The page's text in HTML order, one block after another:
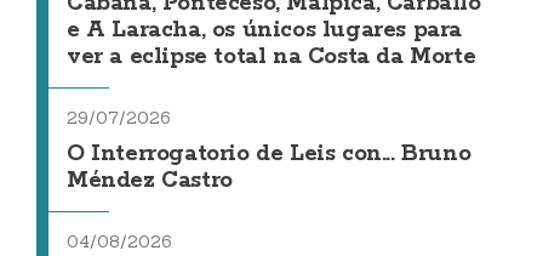
e A Laracha, os únicos lugares para
ver a eclipse total na Costa da Morte
29/07/2026
O Interrogatorio de Leis con... Bruno
Méndez Castro
04/08/2026